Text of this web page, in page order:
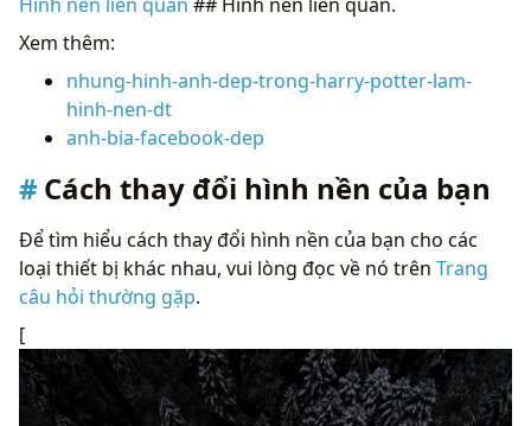
Xem thêm:
nhung-hinh-anh-dep-trong-harry-potter-lam-
hinh-nen-dt
anh-bia-facebook-dep
Cách thay đổi hình nền của bạn
Để tìm hiểu cách thay đổi hình nền của bạn cho các
loại thiết bị khác nhau, vui lòng đọc về nó trên Trang
câu hỏi thường gặp.
[